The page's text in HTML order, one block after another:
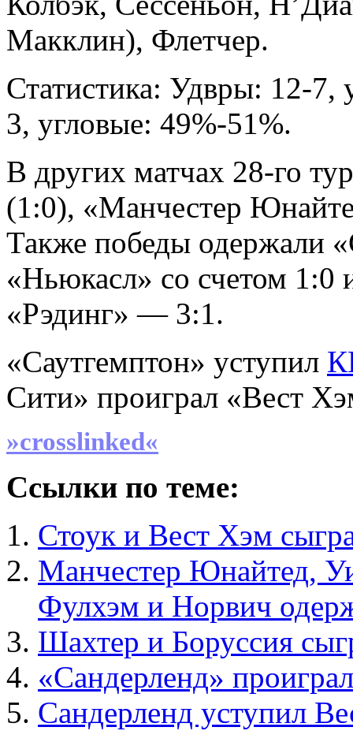
Макклин), Флетчер.
Статистика: Удвры: 12-7,
3, угловые: 49%-51%.
В других матчах 28-го
(1:0), «Манчестер
Также победы одержали
«Ньюкасл» со счетом
«Рэдинг» — 3:1.
«Саутгемптон» уступил
Сити» проиграл «Вест
»crosslinked«
Ссылки по теме:
Стоук и Вест Хэм
Манчестер Юнайтед,
Фулхэм и Норвич
Шахтер и Боруссия
«Сандерленд»
Сандерленд уступил